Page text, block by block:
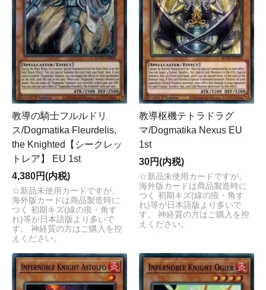
教導の騎士フルルドリ
ス/Dogmatika Fleurdelis,
the Knighted【シークレッ
トレア】 EU 1st
4,380円(内税)
☆新品未使用カードですが、
海外版カードは商品製造時に
つく 初期キズ(線の痕・角す
れ)等が日本語版より多いで
す。 神経質の方はご購入を控
えください。
教導枢機テトラドラグ
マ/Dogmatika Nexus EU
1st
30円(内税)
☆新品未使用カードですが、
海外版カードは商品製造時に
つく 初期キズ(線の痕・角す
れ)等が日本語版より多いで
す。 神経質の方はご購入を控
えください。